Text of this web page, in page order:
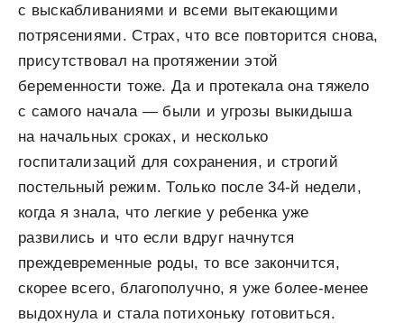
с выскабливаниями и всеми вытекающими
потрясениями. Страх, что все повторится снова,
присутствовал на протяжении этой
беременности тоже. Да и протекала она тяжело
с самого начала — были и угрозы выкидыша
на начальных сроках, и несколько
госпитализаций для сохранения, и строгий
постельный режим. Только после 34-й недели,
когда я знала, что легкие у ребенка уже
развились и что если вдруг начнутся
преждевременные роды, то все закончится,
скорее всего, благополучно, я уже более-менее
выдохнула и стала потихоньку готовиться.